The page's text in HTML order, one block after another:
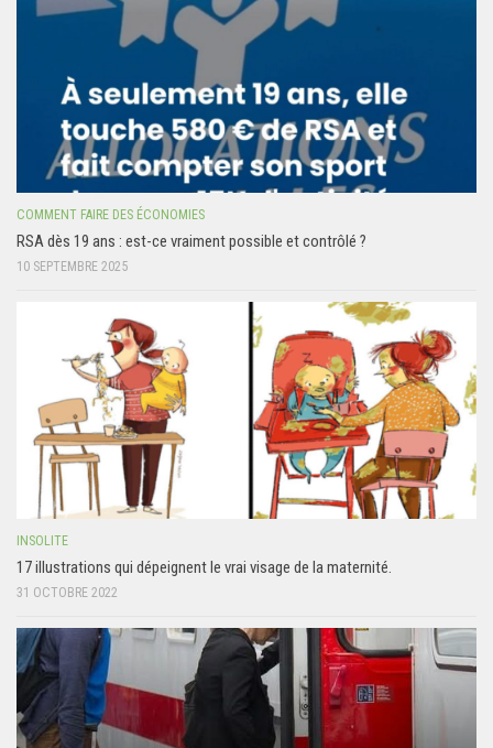
COMMENT FAIRE DES ÉCONOMIES
RSA dès 19 ans : est-ce vraiment possible et contrôlé ?
10 SEPTEMBRE 2025
INSOLITE
17 illustrations qui dépeignent le vrai visage de la maternité.
31 OCTOBRE 2022